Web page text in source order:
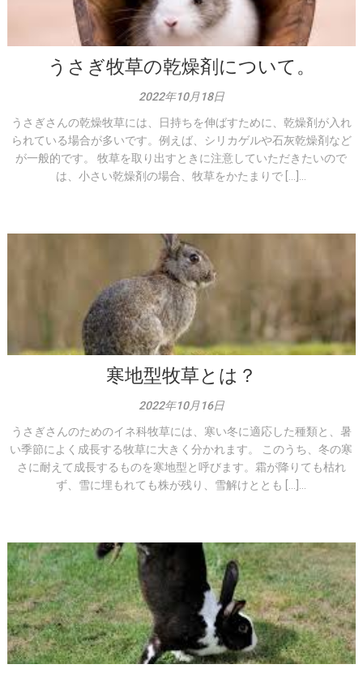
うさぎ牧草の乾燥剤について。
2022年10月18日
うさぎさんの乾燥牧草には、日持ちを伸ばすために、乾燥剤が入れ
られている場合が多いです。例えば、シリカゲルや石灰乾燥剤など
が一般的です。 牧草を取り出すときに注意していただきたいので
は、小さい乾燥剤の場合、牧草をかたまりで […]...
寒地型牧草とは？
2022年10月16日
うさぎさんのためのイネ科牧草には、寒い冬に適応した種類と、暑
い季節によく成長する牧草に大きく分かれます。 このうち、冬の寒
さに耐えて成長するものを寒地型と呼びます。霜が降りても枯れ
ず、雪に埋もれても株が残り、雪解けととも […]...